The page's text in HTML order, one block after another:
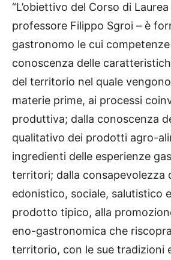
“L’obiettivo del Corso di
professore Filippo Sgroi – è
gastronomo le cui
conoscenza delle
del territorio nel quale
materie prime, ai processi
produttiva; dalla conoscenza
qualitativo dei prodotti agro-
ingredienti delle esperienze
territori; dalla consapevolezza
edonistico, sociale, salutistico
prodotto tipico, alla
eno-gastronomica che
territorio, con le sue tradizioni